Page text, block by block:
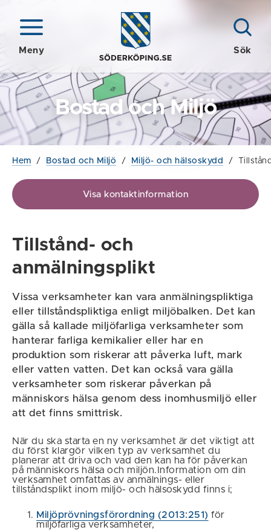
Meny Sök
Bostad och Miljö
Hem / Bostad och Miljö / Miljö- och hälsoskydd /
Visa kontaktinformation
Tillstånd- och
anmälningsplikt
Vissa verksamheter kan vara anmälningspliktiga
eller tillståndspliktiga enligt miljöbalken. Det kan
gälla så kallade miljöfarliga verksamheter som
hanterar farliga kemikalier eller har en
produktion som riskerar att påverka luft, mark
eller vatten vatten. Det kan också vara gälla
verksamheter som riskerar påverkan på
människors hälsa genom dess inomhusmiljö eller
att det finns smittrisk.
När du ska starta en ny verksamhet är det viktigt att
du först klargör vilken typ av verksamhet du
planerar att driva och vad den kan ha för påverkan
på människors hälsa och miljön.Information om din
verksamhet omfattas av anmälnings- eller
tillståndsplikt inom miljö- och hälsoskydd finns i;
Miljöprövningsförordning (2013:251) för
miljöfarliga verksamheter,